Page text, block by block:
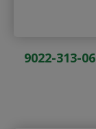
9022-313-